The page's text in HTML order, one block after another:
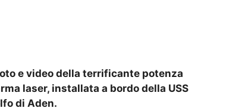
e video della terrificante potenza
laser, installata a bordo della USS
di Aden.